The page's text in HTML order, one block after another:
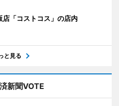
店「コストコス」の店内
と見る
新聞VOTE